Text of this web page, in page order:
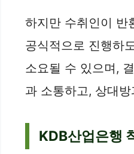
하지만 수취인이 반
공식적으로 진행하
소요될 수 있으며,
과 소통하고, 상대
KDB산업은행